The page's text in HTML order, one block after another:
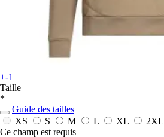
+-1
Taille
*
Guide des tailles
XS
S M L XL
2XL
Ce champ est requis